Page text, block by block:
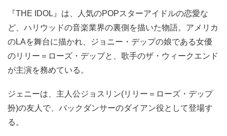
『THE IDOL』は、人気のPOPスターアイドルの恋愛な
ど、ハリウッドの音楽業界の裏側を描いた物語。アメリカ
のLAを舞台に描かれ、ジョニー・デップの娘である女優
のリリー＝ローズ・デップと、歌手のザ・ウィークエンド
が主演を務めている。
ジェニーは、主人公ジョスリン(リリー＝ローズ・デップ
扮)の友人で、バックダンサーのダイアン役として登場す
る。